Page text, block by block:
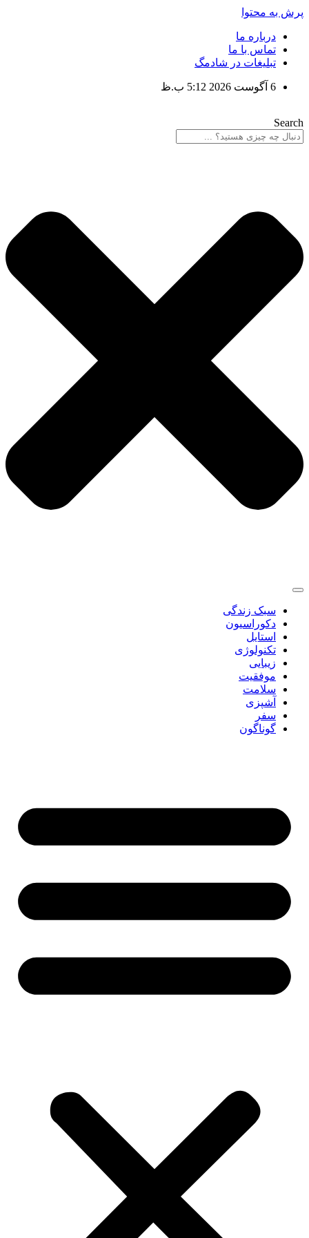
پرش به محتوا
درباره ما
تماس با ما
تبلیغات در شادمگ
6 آگوست 2026 5:12 ب.ظ
Search
سبک زندگی
دکوراسیون
استایل
تکنولوژی
زیبایی
موفقیت
سلامت
آشپزی
سفر
گوناگون